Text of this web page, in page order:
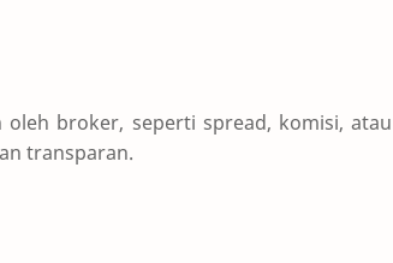
oleh broker, seperti spread, komisi, atau
transparan.